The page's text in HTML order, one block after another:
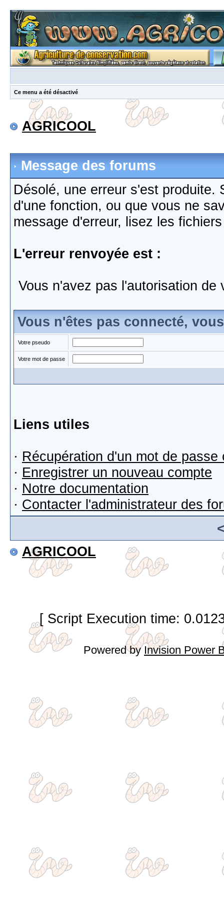
Ce menu a été désactivé
AGRICOOL
Message des forums
Désolé, une erreur s'est produite.
d'une fonction, ou que vous ne
message d'erreur, lisez les
L'erreur renvoyée est :
Vous n'avez pas l'autorisation de
Vous n'êtes pas connecté,
Votre pseudo
Votre mot de passe
Liens utiles
· Récupération d'un mot de passe
· Enregistrer un nouveau compte
· Notre documentation
· Contacter l'administrateur des
AGRICOOL
[ Script Execution time:
Powered byInvision Power